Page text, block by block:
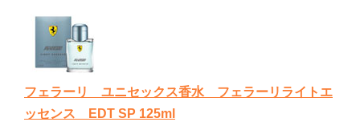
フェラーリ ユニセックス香水 フェラーリライトエ
ッセンス EDT SP 125ml